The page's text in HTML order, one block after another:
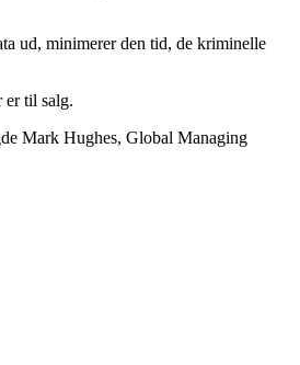
ud, minimerer den tid, de kriminelle
er til salg.
Mark Hughes, Global Managing